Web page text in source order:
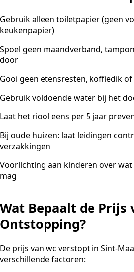
Gebruik alleen toiletpapier (geen
keukenpapier)
Spoel geen maandverband,
door
Gooi geen etensresten, koffiedik
Gebruik voldoende water bij het
Laat het riool eens per 5 jaar
Bij oude huizen: laat leidingen
verzakkingen
Voorlichting aan kinderen over
mag
Wat Bepaalt de Prijs
Ontstopping?
De prijs van wc verstopt in Sint-
verschillende factoren: